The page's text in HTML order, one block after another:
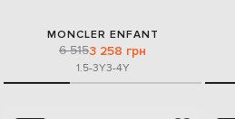
MONCLER ENFANT
6 5153 258 грн
1.5-3Y3-4Y